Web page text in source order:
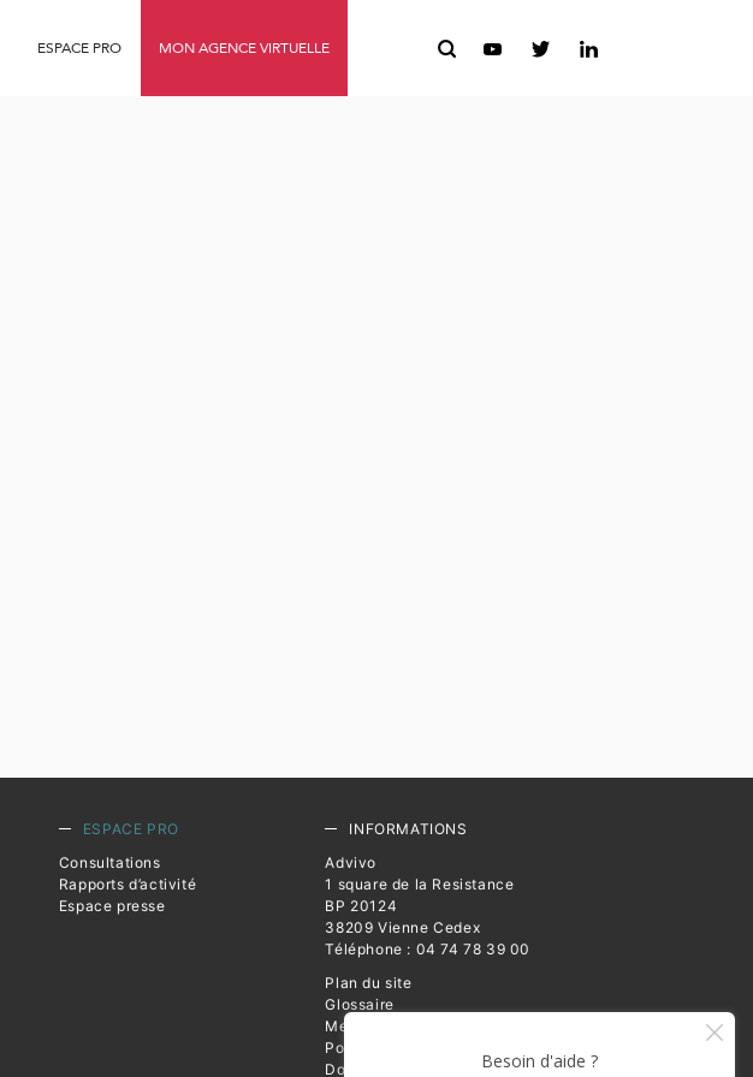
ESPACE PRO MON AGENCE VIRTUELLE
ESPACE PRO
Consultations
Rapports d’activité
Espace presse
INFORMATIONS
Advivo
1 square de la Resistance
BP 20124
38209 Vienne Cedex
Téléphone : 04 74 78 39 00
Plan du site
Glossaire
Mentions légales
Politique de Protection des
Données